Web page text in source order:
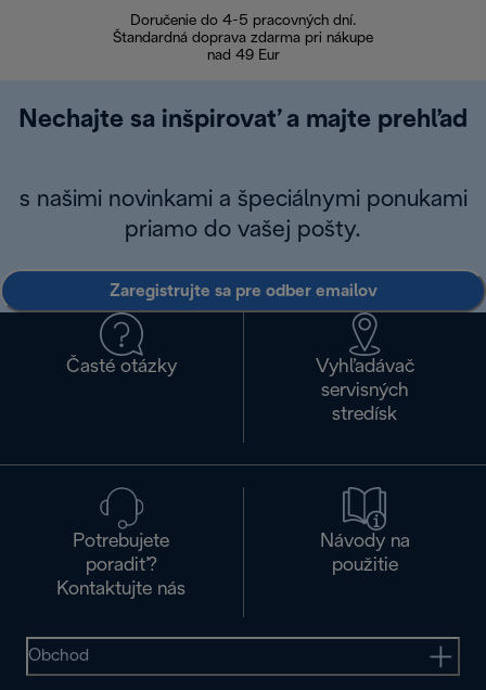
Doručenie do 4-5 pracovných dní.
Štandardná doprava zdarma pri nákupe
nad 49 Eur
Nechajte sa inšpirovať a majte prehľad
s našimi novinkami a špeciálnymi ponukami
priamo do vašej pošty.
Zaregistrujte sa pre odber emailov
Časté otázky
Vyhľadávač
servisných
stredísk
Potrebujete
poradiť?
Kontaktujte nás
Návody na
použitie
Obchod